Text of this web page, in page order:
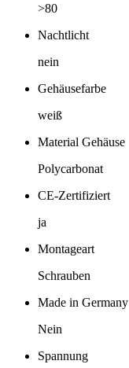
>80
Nachtlicht
nein
Gehäusefarbe
weiß
Material Gehäuse
Polycarbonat
CE-Zertifiziert
ja
Montageart
Schrauben
Made in Germany
Nein
Spannung